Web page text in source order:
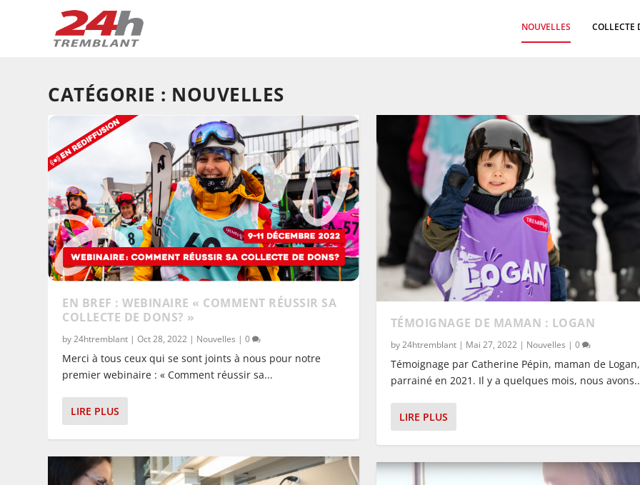
NOUVELLES COLLECTE
CATÉGORIE : NOUVELLES
EN BREF : WEBINAIRE « COMMENT RÉUSSIR SA
COLLECTE DE DONS? »
by24htremblant |Oct 28, 2022 | Nouvelles |0
Merci à tous ceux qui se sont joints à nous pour notre
premier webinaire : « Comment réussir sa...
LIRE PLUS
TÉMOIGNAGE DE MAMAN : LOGAN
by24htremblant| Mai 27, 2022 | Nouvelles | 0
Témoignage par Catherine Pépin, maman de Logan,
parrainé en 2021. Il y a quelques mois, nous
LIRE PLUS